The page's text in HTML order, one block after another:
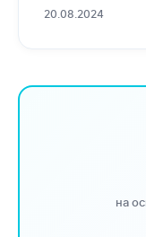
20.08.2024
на